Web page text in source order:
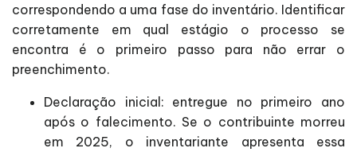
correspondendo a uma fase do inventário. Identificar
corretamente em qual estágio o processo se
encontra é o primeiro passo para não errar o
preenchimento.
Declaração inicial: entregue no primeiro ano
após o falecimento. Se o contribuinte morreu
em 2025, o inventariante apresenta essa